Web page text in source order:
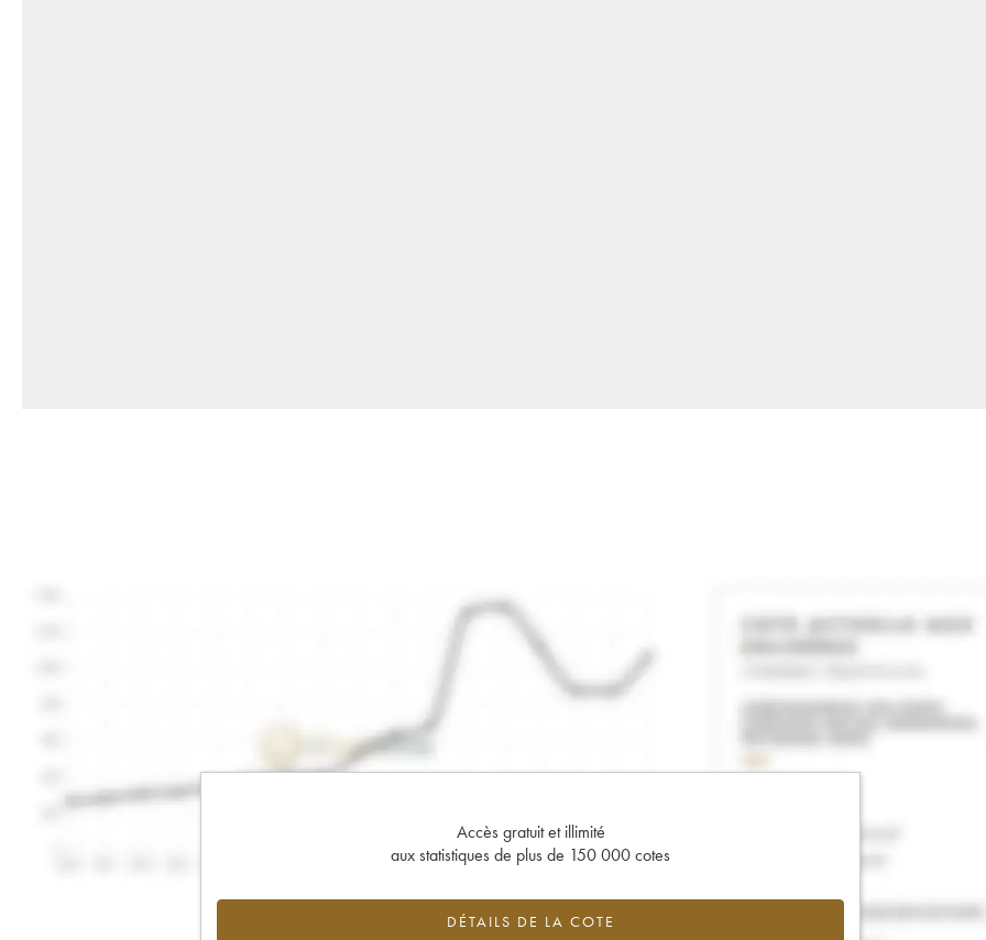
Accès gratuit et illimité
aux statistiques de plus de 150 000 cotes
DÉTAILS DE LA COTE